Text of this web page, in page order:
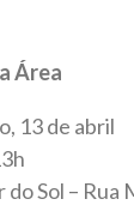
Área
13 de abril
do Sol – Rua